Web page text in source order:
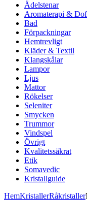
Ädelstenar
Aromaterapi &
Bad
Förpackningar
Hemtrevligt
Kläder & Textil
Klangskålar
Lampor
Ljus
Mattor
Rökelser
Seleniter
Smycken
Trummor
Vindspel
Övrigt
Kvalitetssäkrat
Etik
Somavedic
Kristallguide
HemKristallerRåkristaller